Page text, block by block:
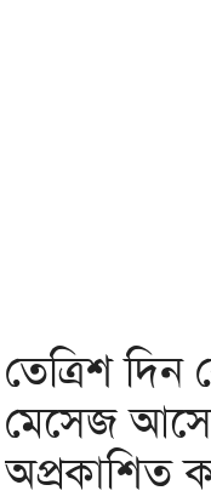
তেত্রিশ
মেসেজ
অপ্রকাশিত